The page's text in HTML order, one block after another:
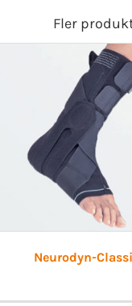
Fler
Neurodyn-